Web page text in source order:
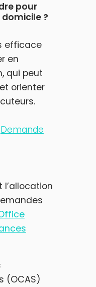
pour
?
efficace
en
qui peut
orienter
Demande
(OCAS)